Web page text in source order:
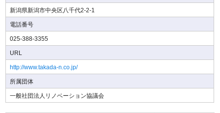
新潟県新潟市中央区八千代2-2-1
電話番号
025-388-3355
URL
http://www.takada-n.co.jp/
所属団体
一般社団法人リノベーション協議会